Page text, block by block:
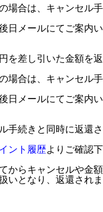
場合は、キャンセル手
日メールにてご案内い
を差し引いた金額を返
場合は、キャンセル手
日メールにてご案内い
手続きと同時に返還さ
ント履歴よりご確認下
からキャンセルや金額
いとなり、返還されま